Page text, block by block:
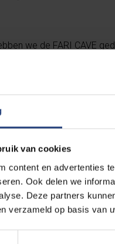
van cookies
content en advertenties
Ook delen we
Deze partners
verzameld op basis van
we de FARI CAVE
die we er gebruiken”,
worden voor het
precisie kunnen
gamma aan
toeristische insteek kan
hebben gekregen om
maken van
onderzoekers kunnen